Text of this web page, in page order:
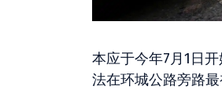
本应于今年7月1日
法在环城公路旁路